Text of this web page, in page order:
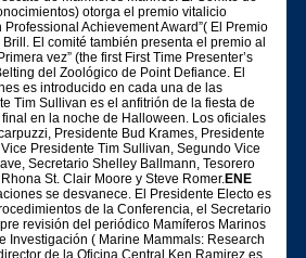
otorga el premio vitalicio
Achievement Award”( El Premio
El comité también presenta el premio al
vez” (the first First Time Presenter’s
del Zoológico de Point Defiance. El
es introducido en cada una de las
Tim Sullivan es el anfitrión de la fiesta de
en la noche de Halloween. Los oficiales
Presidente Bud Krames, Presidente
Presidente Tim Sullivan, Segundo Vice
Secretario Shelley Ballmann, Tesorero
St. Clair Moore y Steve Romer.ENE
se desvanece. El Presidente Electo es
de la Conferencia, el Secretario
revisión del periódico Mamíferos Marinos
Investigación ( Marine Mammals: Research